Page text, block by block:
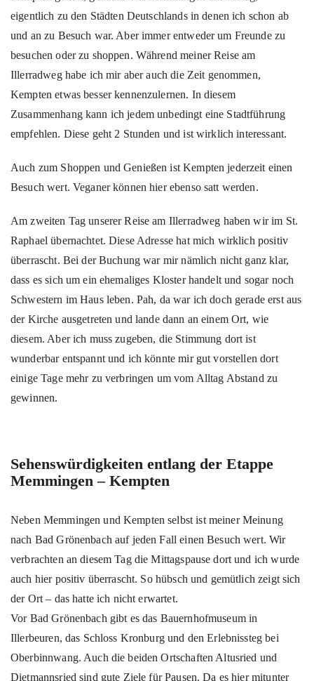
eigentlich zu den Städten Deutschlands in denen ich schon ab
und an zu Besuch war. Aber immer entweder um Freunde zu
besuchen oder zu shoppen. Während meiner Reise am
Illerradweg habe ich mir aber auch die Zeit genommen,
Kempten etwas besser kennenzulernen. In diesem
Zusammenhang kann ich jedem unbedingt eine Stadtführung
empfehlen. Diese geht 2 Stunden und ist wirklich interessant.
Auch zum Shoppen und Genießen ist Kempten jederzeit einen
Besuch wert. Veganer können hier ebenso satt werden.
Am zweiten Tag unserer Reise am Illerradweg haben wir im St.
Raphael übernachtet. Diese Adresse hat mich wirklich positiv
überrascht. Bei der Buchung war mir nämlich nicht ganz klar,
dass es sich um ein ehemaliges Kloster handelt und sogar noch
Schwestern im Haus leben. Pah, da war ich doch gerade erst aus
der Kirche ausgetreten und lande dann an einem Ort, wie
diesem. Aber ich muss zugeben, die Stimmung dort ist
wunderbar entspannt und ich könnte mir gut vorstellen dort
einige Tage mehr zu verbringen um vom Alltag Abstand zu
gewinnen.
Sehenswürdigkeiten entlang der Etappe
Memmingen – Kempten
Neben Memmingen und Kempten selbst ist meiner Meinung
nach Bad Grönenbach auf jeden Fall einen Besuch wert. Wir
verbrachten an diesem Tag die Mittagspause dort und ich wurde
auch hier positiv überrascht. So hübsch und gemütlich zeigt sich
der Ort – das hatte ich nicht erwartet.
Vor Bad Grönenbach gibt es das Bauernhofmuseum in
Illerbeuren, das Schloss Kronburg und den Erlebnissteg bei
Oberbinnwang. Auch die beiden Ortschaften Altusried und
Dietmannsried sind gute Ziele für Pausen. Da es hier mitunter